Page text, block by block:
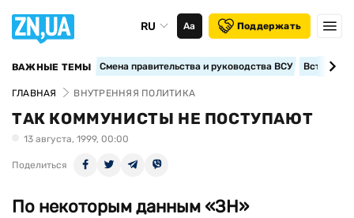
RU Аа Поддержать
ВАЖНЫЕ ТЕМЫ Смена правительства и руководства ВСУ
ГЛАВНАЯ ВНУТРЕННЯЯ ПОЛИТИКА
ТАК КОММУНИСТЫ НЕ ПОСТУПАЮТ
13 августа, 1999, 00:00
Поделиться
По некоторым данным «ЗН»